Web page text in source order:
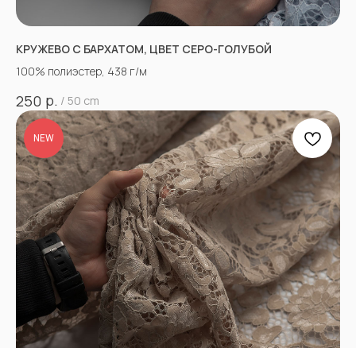
КРУЖЕВО С БАРХАТОМ, ЦВЕТ СЕРО-ГОЛУБОЙ
100% полиэстер, 438 г/м
250 р. / 50 cm
NEW